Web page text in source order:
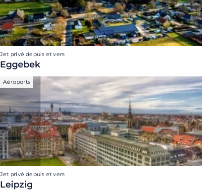
Jet privé depuis et vers
Eggebek
Aéroports
Jet privé depuis et vers
Leipzig